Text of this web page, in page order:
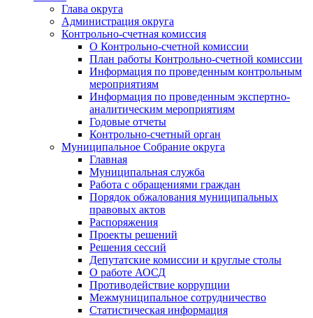
Глава округа
Администрация округа
Контрольно-счетная комиссия
О Контрольно-счетной комиссии
План работы Контрольно-счетной комиссии
Информация по проведенным контрольным
мероприятиям
Информация по проведенным экспертно-
аналитическим мероприятиям
Годовые отчеты
Контрольно-счетный орган
Муниципальное Собрание округа
Главная
Муниципальная служба
Работа с обращениями граждан
Порядок обжалования муниципальных
правовых актов
Распоряжения
Проекты решений
Решения сессий
Депутатские комиссии и круглые столы
О работе АОСД
Противодействие коррупции
Межмуниципальное сотрудничество
Статистическая информация